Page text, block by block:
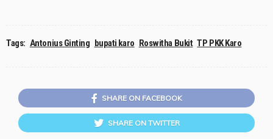
Tags: Antonius Ginting bupati karo Roswitha Bukit TP PKK Karo
SHARE ON FACEBOOK
SHARE ON TWITTER